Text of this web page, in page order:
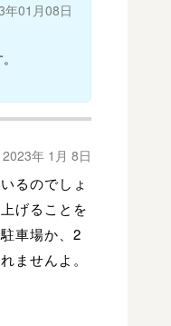
年01月08日
2023年 1月 8日
るのでしょ
げることを
車場か、2
ませんよ。